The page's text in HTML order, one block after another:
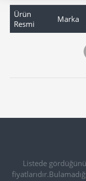
Ürün
Resmi
Marka
Listede